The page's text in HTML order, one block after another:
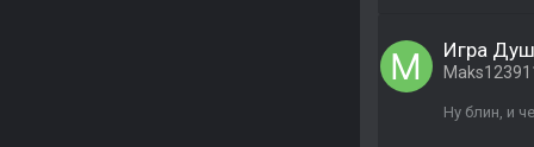
Игра
Ну блин, и